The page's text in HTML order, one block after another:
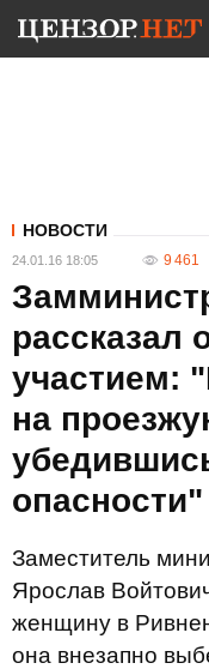
НОВОСТИ
24.01.16 18:05 9 461
рассказал
участием:
на
опасности"
Заместитель
Ярослав
женщину в
она внезапно